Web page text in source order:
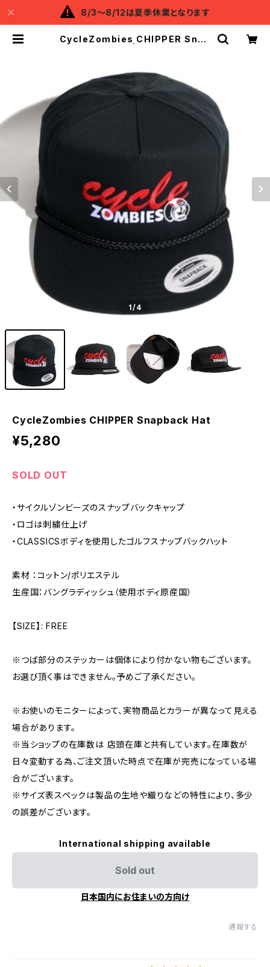
8/3～8/12は夏季休業となります
CycleZombies CHIPPER Snap
1/4
CycleZombies CHIPPER Snapback Hat
¥5,280
SOLD OUT
・サイクルゾンビーズのスナップバックキャップ
・ロゴは刺繍仕上げ
・CLASSICSボディを使用したゴルフスナップバックハット
素材 ：コットン/ポリエステル
生産国：バングラディッシュ（使用ボディ原産国）
【SIZE】: FREE
※つば部分のステッカーは個体により付かない物もございます。
お選び頂く事はできません。予めご了承ください。
※お使いのモニターによって、実物商品とカラーが異なって見える
場合があります。
※当ショップの在庫数は 店頭在庫と共有しています。在庫数が
日々変動する為、ご注文頂いた時点で在庫が完売になっている場
合がございます。
※サイズ表スペックは製品の生地や織りなどの特性により、多少
の誤差がございます。
International shipping available
Sold out
日本国内にお住まいの方向け
通報する